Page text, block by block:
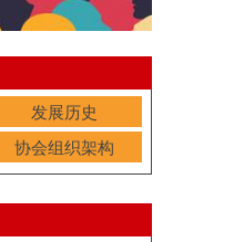
发展历史
协会组织架构